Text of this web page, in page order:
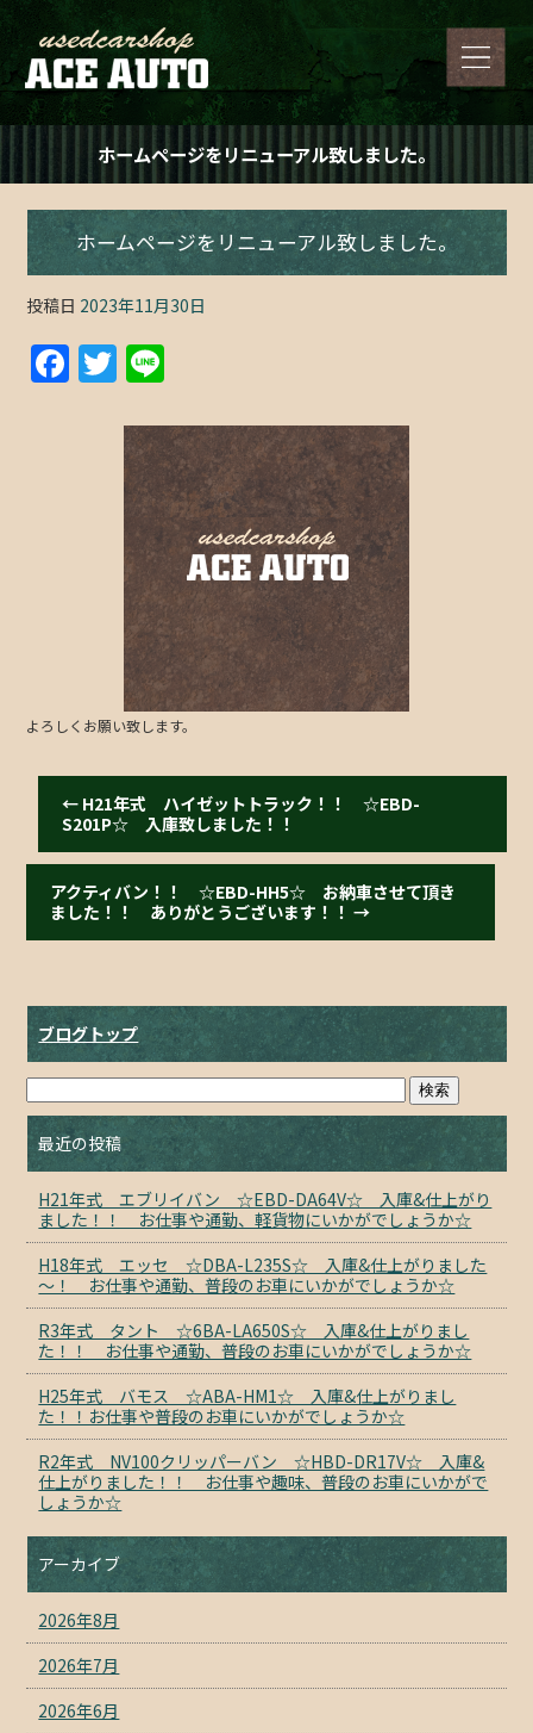
ホームページをリニューアル致しました。
ホームページをリニューアル致しました。
投稿日 2023年11月30日
F
a
T
w
itt
er
e
よろしくお願い致します。
← H21年式 ハイゼットトラック！！ ☆EBD-
S201P☆ 入庫致しました！！
アクティバン！！ ☆EBD-HH5☆ お納車させて頂き
ました！！ ありがとうございます！！→
ブログトップ
最近の投稿
H21年式 エブリイバン ☆EBD-DA64V☆ 入庫&仕上がり
ました！！ お仕事や通勤、軽貨物にいかがでしょうか☆
H18年式 エッセ ☆DBA-L235S☆ 入庫&仕上がりました
～！ お仕事や通勤、普段のお車にいかがでしょうか☆
R3年式 タント ☆6BA-LA650S☆ 入庫&仕上がりまし
た！！ お仕事や通勤、普段のお車にいかがでしょうか☆
H25年式 バモス ☆ABA-HM1☆ 入庫&仕上がりまし
た！！お仕事や普段のお車にいかがでしょうか☆
R2年式 NV100クリッパーバン ☆HBD-DR17V☆ 入庫&
仕上がりました！！ お仕事や趣味、普段のお車にいかがで
しょうか☆
アーカイブ
2026年8月
2026年7月
2026年6月